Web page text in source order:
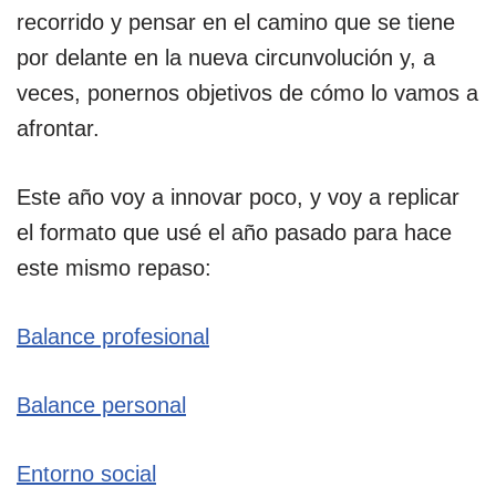
recorrido y pensar en el camino que se tiene
por delante en la nueva circunvolución y, a
veces, ponernos objetivos de cómo lo vamos a
afrontar.
Este año voy a innovar poco, y voy a replicar
el formato que usé el año pasado para hace
este mismo repaso:
Balance profesional
Balance personal
Entorno social